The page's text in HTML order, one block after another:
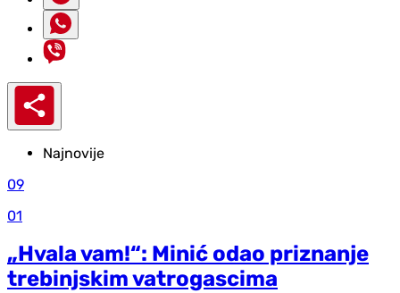
Najnovije
09
01
„Hvala vam!“: Minić odao priznanje
trebinjskim vatrogascima